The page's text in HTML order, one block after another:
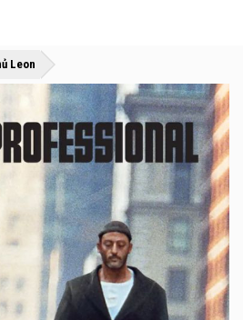
»»
Leon